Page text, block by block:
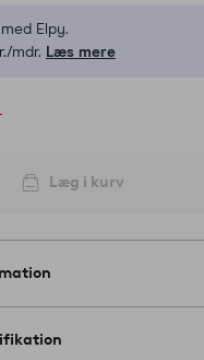
Elpy.
mdr. Læs mere
Læg i kurv